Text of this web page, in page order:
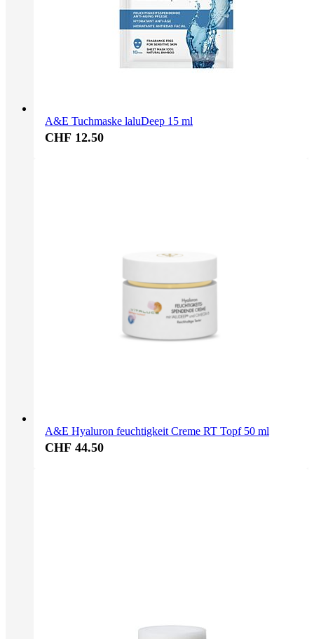
A&E Tuchmaske laluDeep 15 ml
CHF 12.50
A&E Hyaluron feuchtigkeit Creme RT Topf 50 ml
CHF 44.50